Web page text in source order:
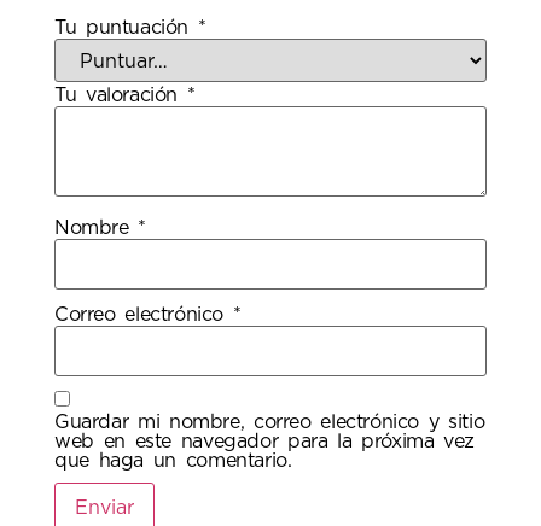
Tu puntuación *
Tu valoración *
Nombre *
Correo electrónico *
Guardar mi nombre, correo electrónico y sitio
web en este navegador para la próxima vez
que haga un comentario.